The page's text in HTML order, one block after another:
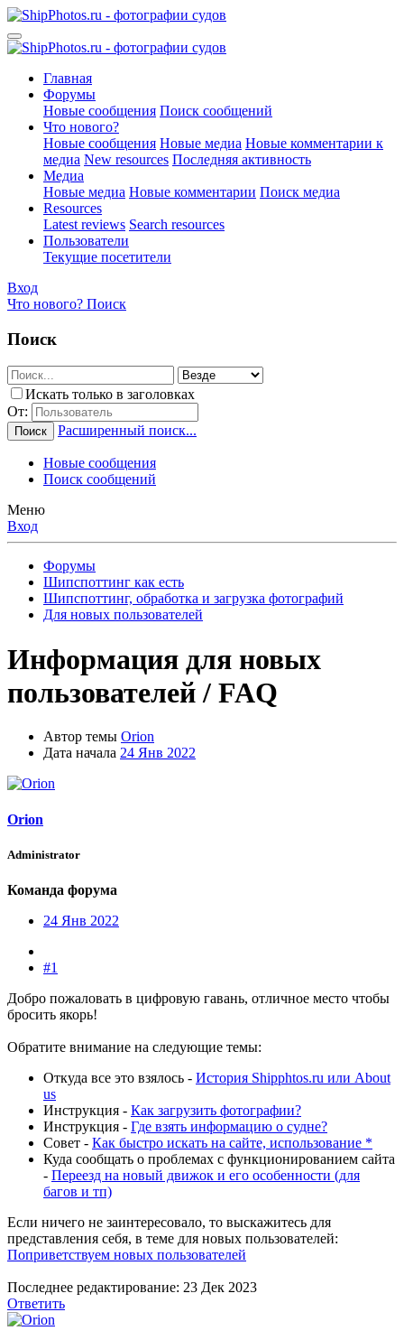
Главная
Форумы
Новые сообщения Поиск сообщений
Что нового?
Новые сообщения Новые медиа Новые комментарии к
медиа New resources Последняя активность
Медиа
Новые медиа Новые комментарии Поиск медиа
Resources
Latest reviews Search resources
Пользователи
Текущие посетители
Вход
Что нового? Поиск
Поиск
Искать только в заголовках
От:
Поиск Расширенный поиск...
Новые сообщения
Поиск сообщений
Меню
Вход
Форумы
Шипспоттинг как есть
Шипспоттинг, обработка и загрузка фотографий
Для новых пользователей
Информация для новых
пользователей / FAQ
Автор темы Orion
Дата начала 24 Янв 2022
Orion
Administrator
Команда форума
24 Янв 2022
#1
Добро пожаловать в цифровую гавань, отличное место чтобы
бросить якорь!
Обратите внимание на следующие темы:
Откуда все это взялось - История Shipphtos.ru или About
us
Инструкция - Как загрузить фотографии?
Инструкция - Где взять информацию о судне?
Совет - Как быстро искать на сайте, использование *
Куда сообщать о проблемах с функционированием сайта
- Переезд на новый движок и его особенности (для
багов и тп)
Если ничего не заинтересовало, то выскажитесь для
представления себя, в теме для новых пользователей:
Поприветствуем новых пользователей
Последнее редактирование: 23 Дек 2023
Ответить